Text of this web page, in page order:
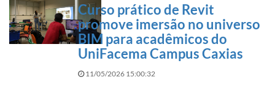
Curso prático de Revit
promove imersão no universo
BIM para acadêmicos do
UniFacema Campus Caxias
11/05/2026 15:00:32